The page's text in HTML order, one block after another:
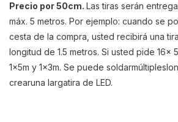
Precio por 50cm. Las tiras serán
máx. 5 metros. Por ejemplo: cuando se
cesta de la compra, usted recibirá una
longitud de 1.5 metros. Si usted pide 16x
1x5m y 1x3m. Se puede soldarmúltiples
crearuna largatira de LED.